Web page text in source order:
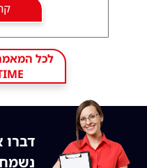
לכל
דברו
נשמח